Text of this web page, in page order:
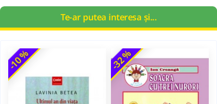
Te-ar putea interesa și...
-10 % -32 %